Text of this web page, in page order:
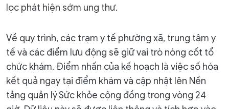
lọc phát hiện sớm ung thư.
Về quy trình, các trạm y tế phường xã, trung tâm y
tế và các điểm lưu động sẽ giữ vai trò nòng cốt tổ
chức khám. Điểm nhấn của kế hoạch là việc số hóa
kết quả ngay tại điểm khám và cập nhật lên Nền
tảng quản lý Sức khỏe cộng đồng trong vòng 24